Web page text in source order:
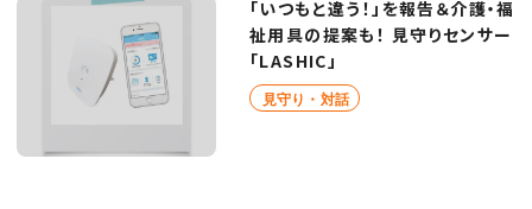
「いつもと違う！」を報告＆介護・福
祉用具の提案も！ 見守りセンサー
「LASHIC」
見守り・対話